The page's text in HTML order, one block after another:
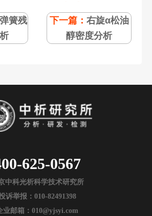
簧残
下一篇： 右旋α松油
醇密度分析
625-0567
中科光析科学技术研究所
诉举报：010-82491398
业邮箱：010@yjsyi.com